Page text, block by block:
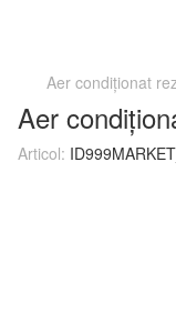
Aer condiționat
Aer
Articol: